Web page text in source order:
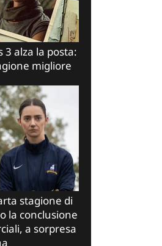
3 alza la posta:
migliore
stagione di
la conclusione
a sorpresa